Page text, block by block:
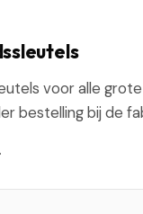
voor alle
bestelling bij de